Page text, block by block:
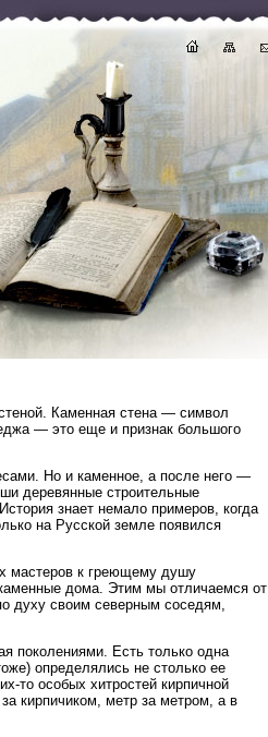
Каменная стена — символ
— это еще и признак большого
Но и каменное, а после него —
деревянные строительные
знает немало примеров, когда
на Русской земле появился
мастеров к греющему душу
дома. Этим мы отличаемся от
духу своим северным соседям,
поколениями. Есть только одна
определялись не столько ее
то особых хитростей кирпичной
кирпичиком, метр за метром, а в